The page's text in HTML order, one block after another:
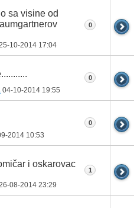
sa visine od
10-2014 17:04
0
04-10-2014 19:55
0
2014 10:53
0
i oskarovac
08-2014 23:29
1